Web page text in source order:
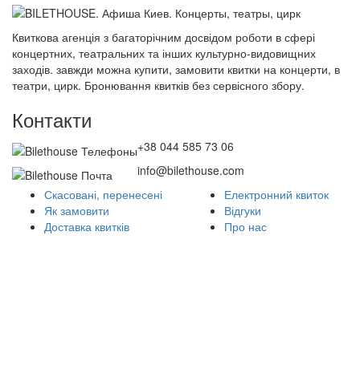
Квиткова агенція з багаторічним досвідом роботи в сфері
концертних, театральних та інших культурно-видовищних
заходів. завжди можна купити, замовити квитки на концерти, в
театри, цирк. Бронювання квитків без сервісного збору.
Контакти
+38 044 585 73 06
info@bilethouse.com
Скасовані, перенесені
Як замовити
Доставка квитків
Електронний квиток
Відгуки
Про нас